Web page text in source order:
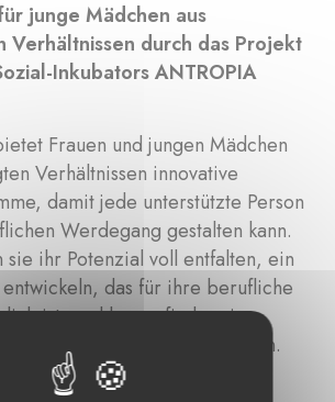
junge Mädchen aus
Verhältnissen durch das Projekt
Inkubators ANTROPIA
Frauen und jungen Mädchen
Verhältnissen innovative
damit jede unterstützte Person
Werdegang gestalten kann.
sie ihr Potenzial voll entfalten, ein
das für ihre berufliche
ist, und herausfinden, in
sie sich engagieren möchten.